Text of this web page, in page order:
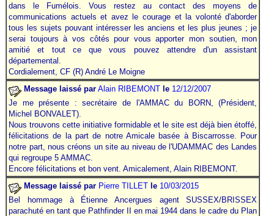
dans le Fumélois. Vous restez au contact des moyens de
communications actuels et avez le courage et la volonté d'aborder
tous les sujets pouvant intéresser les anciens et les plus jeunes ; je
serai toujours à vos côtés pour vous apporter mon soutien, mon
amitié et tout ce que vous pouvez attendre d'un assistant
départemental.
Cordialement, CF (R) André Le Moigne
Message laissé par Alain RIBEMONT le 12/12/2007
Je me présente : secrétaire de l'AMMAC du BORN, (Président,
Michel BONVALET).
Nous trouvons cette initiative formidable et le site est déjà bien étoffé,
félicitations de la part de notre Amicale basée à Biscarrosse. Pour
notre part, nous créons un site au niveau de l'UDAMMAC des Landes
qui regroupe 5 AMMAC.
Encore félicitations et bon vent. Amicalement, Alain RIBEMONT.
Message laissé par Pierre TILLET le 10/03/2015
Bel hommage à Étienne Ancergues agent SUSSEX/BRISSEX
parachuté en tant que Pathfinder II en mai 1944 dans le cadre du Plan